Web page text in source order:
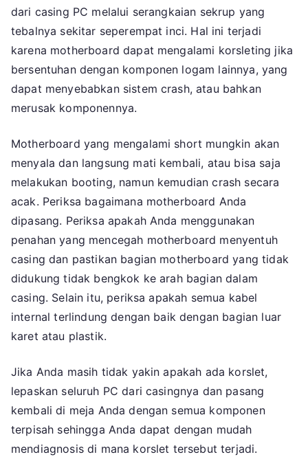
dari casing PC melalui serangkaian sekrup yang
tebalnya sekitar seperempat inci. Hal ini terjadi
karena motherboard dapat mengalami korsleting jika
bersentuhan dengan komponen logam lainnya, yang
dapat menyebabkan sistem crash, atau bahkan
merusak komponennya.
Motherboard yang mengalami short mungkin akan
menyala dan langsung mati kembali, atau bisa saja
melakukan booting, namun kemudian crash secara
acak. Periksa bagaimana motherboard Anda
dipasang. Periksa apakah Anda menggunakan
penahan yang mencegah motherboard menyentuh
casing dan pastikan bagian motherboard yang tidak
didukung tidak bengkok ke arah bagian dalam
casing. Selain itu, periksa apakah semua kabel
internal terlindung dengan baik dengan bagian luar
karet atau plastik.
Jika Anda masih tidak yakin apakah ada korslet,
lepaskan seluruh PC dari casingnya dan pasang
kembali di meja Anda dengan semua komponen
terpisah sehingga Anda dapat dengan mudah
mendiagnosis di mana korslet tersebut terjadi.